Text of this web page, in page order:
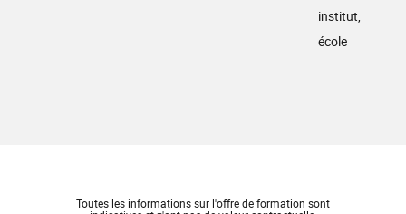
institut,
école
Toutes les informations sur l'offre de formation sont